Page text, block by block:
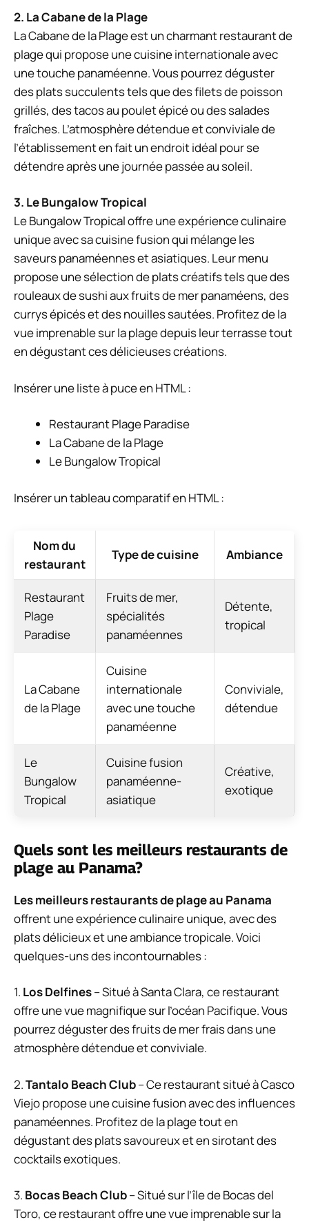
2. La Cabane de la Plage
La Cabane de la Plage est un charmant restaurant de
plage qui propose une cuisine internationale avec
une touche panaméenne. Vous pourrez déguster
des plats succulents tels que des filets de poisson
grillés, des tacos au poulet épicé ou des salades
fraîches. L’atmosphère détendue et conviviale de
l’établissement en fait un endroit idéal pour se
détendre après une journée passée au soleil.
3. Le Bungalow Tropical
Le Bungalow Tropical offre une expérience culinaire
unique avec sa cuisine fusion qui mélange les
saveurs panaméennes et asiatiques. Leur menu
propose une sélection de plats créatifs tels que des
rouleaux de sushi aux fruits de mer panaméens, des
currys épicés et des nouilles sautées. Profitez de la
vue imprenable sur la plage depuis leur terrasse tout
en dégustant ces délicieuses créations.
Insérer une liste à puce en HTML :
Restaurant Plage Paradise
La Cabane de la Plage
Le Bungalow Tropical
Insérer un tableau comparatif en HTML :
Nom du
restaurant
Type de cuisine Ambiance
Restaurant
Plage
Paradise
Fruits de mer,
spécialités
panaméennes
Détente,
tropical
La Cabane
de la Plage
Cuisine
internationale
avec une touche
panaméenne
Conviviale,
détendue
Le
Bungalow
Tropical
Cuisine fusion
panaméenne-
asiatique
Créative,
exotique
Quels sont les meilleurs restaurants de
plage au Panama?
Les meilleurs restaurants de plage au Panama
offrent une expérience culinaire unique, avec des
plats délicieux et une ambiance tropicale. Voici
quelques-uns des incontournables :
1. Los Delfines– Situé à Santa Clara, ce restaurant
offre une vue magnifique sur l’océan Pacifique. Vous
pourrez déguster des fruits de mer frais dans une
atmosphère détendue et conviviale.
2.Tantalo Beach Club– Ce restaurant situé à Casco
Viejo propose une cuisine fusion avec des influences
panaméennes. Profitez de la plage tout en
dégustant des plats savoureux et en sirotant des
cocktails exotiques.
3. Bocas Beach Club– Situé sur l’île de Bocas del
Toro, ce restaurant offre une vue imprenable sur la